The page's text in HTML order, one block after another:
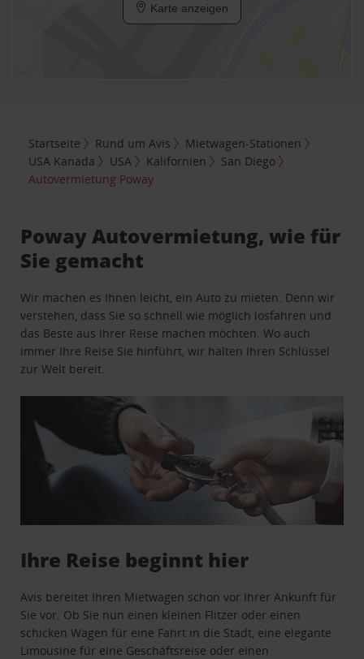
Karte anzeigen
Startseite Rund um Avis
Mietwagen-Stationen
USA Kanada
USA Kalifornien
San Diego
Autovermietung Poway
Poway Autovermietung, wie für
Sie gemacht
Wir machen es Ihnen leicht, ein Auto zu mieten. Denn wir
verstehen, dass Sie so schnell wie möglich losfahren und
das Beste aus Ihrer Reise machen möchten. Wo auch
immer Ihre Reise Sie hinführt, wir halten Ihren Schlüssel
zur Welt bereit.
Ihre Reise beginnt hier
Avis bereitet Ihren Mietwagen schon vor Ihrer Ankunft für
Sie vor. Ob Sie nun einen kleinen Flitzer oder einen
schicken Wagen für eine Fahrt in die Stadt, eine elegante
Limousine für eine Geschäftsreise oder einen